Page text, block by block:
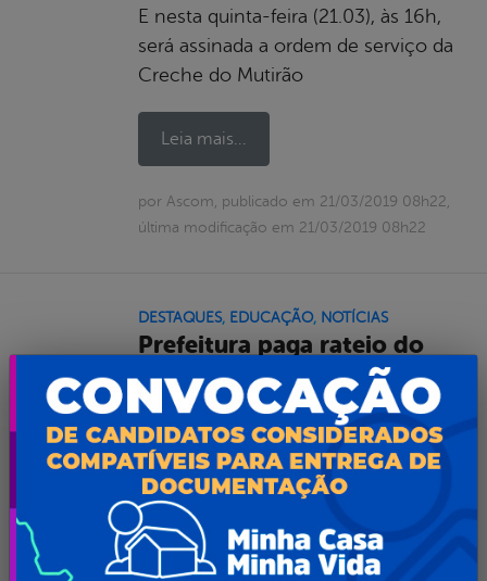
E nesta quinta-feira (21.03), às 16h,
será assinada a ordem de serviço da
Creche do Mutirão
Leia mais...
por Ascom, publicado em 21/03/2019 08h22,
última modificação em 21/03/2019 08h22
DESTAQUES, EDUCAÇÃO, NOTÍCIAS
Prefeitura paga rateio do
FUNDEB 60% 2018 aos
professores
Mais de 1 milhão e 400 mil reais
foram rateados entre os efetivos da
categoria
Leia mais...